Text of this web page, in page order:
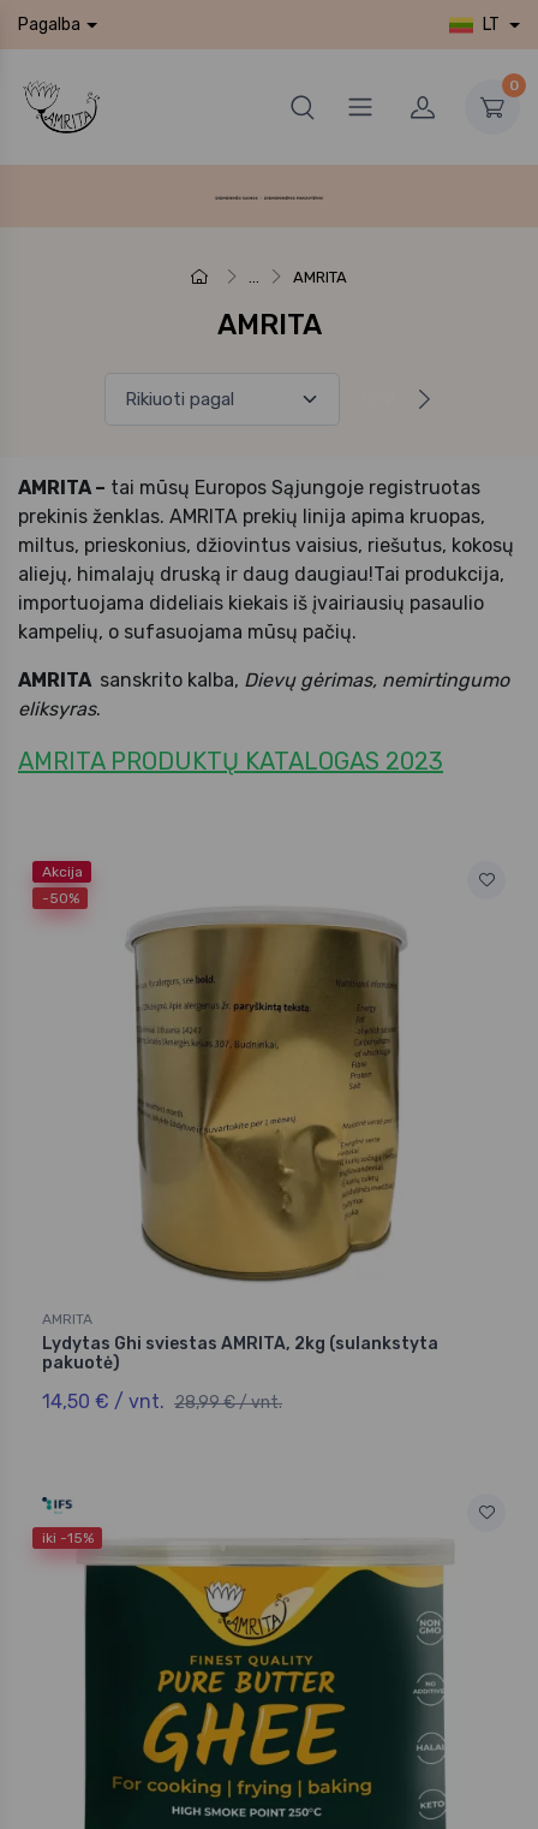
Pagalba LT
0
... AMRITA
AMRITA
AMRITA – tai mūsų Europos Sąjungoje registruotas
prekinis ženklas. AMRITA prekių linija apima kruopas,
miltus, prieskonius, džiovintus vaisius, riešutus, kokosų
aliejų, himalajų druską ir daug daugiau!Tai produkcija,
importuojama dideliais kiekais iš įvairiausių pasaulio
kampelių, o sufasuojama mūsų pačių.
AMRITA sanskrito kalba, Dievų gėrimas, nemirtingumo
eliksyras.
AMRITA PRODUKTŲ KATALOGAS 2023
Akcija
-50%
AMRITA
Lydytas Ghi sviestas AMRITA, 2kg (sulankstyta
pakuotė)
14,50 € / vnt. 28,99 € / vnt.
iki -15%